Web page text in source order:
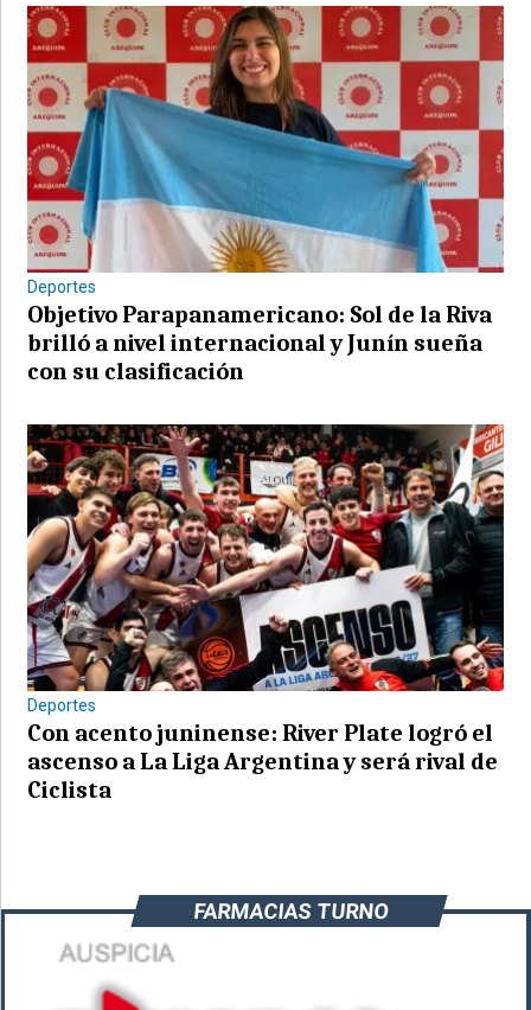
Deportes
Objetivo Parapanamericano: Sol de la Riva
brilló a nivel internacional y Junín sueña
con su clasificación
Deportes
Con acento juninense: River Plate logró el
ascenso a La Liga Argentina y será rival de
Ciclista
FARMACIAS TURNO